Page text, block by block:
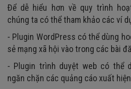
Để dễ hiểu hơn về quy trình
chúng ta có thể tham khảo các ví
- Plugin WordPress có thể dùng
sẻ mạng xã hội vào trong các bài
- Plugin trình duyệt web có thể
ngăn chặn các quảng cáo xuất